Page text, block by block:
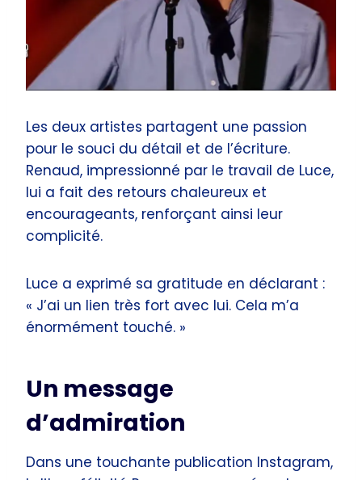
Les deux artistes partagent une passion
pour le souci du détail et de l’écriture.
Renaud, impressionné par le travail de Luce,
lui a fait des retours chaleureux et
encourageants, renforçant ainsi leur
complicité.
Luce a exprimé sa gratitude en déclarant :
« J’ai un lien très fort avec lui. Cela m’a
énormément touché. »
Un message
d’admiration
Dans une touchante publication Instagram,